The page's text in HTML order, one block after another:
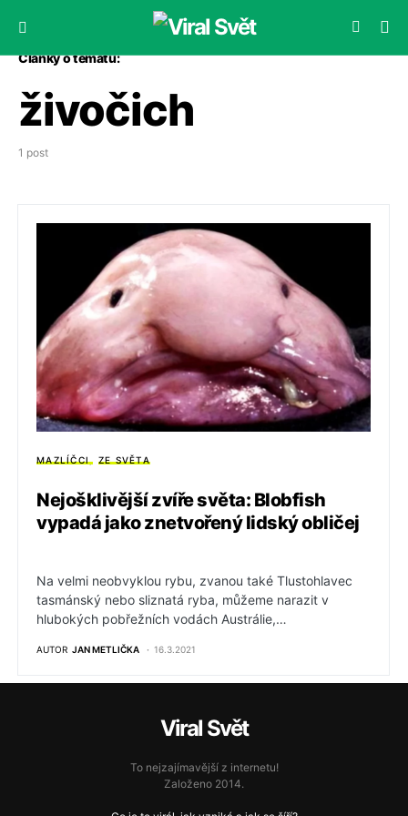
Články o tématu:
živočich
1 post
MAZLÍČCI ZE SVĚTA
Nejošklivější zvíře světa: Blobfish
vypadá jako znetvořený lidský obličej
Na velmi neobvyklou rybu, zvanou také Tlustohlavec
tasmánský nebo sliznatá ryba, můžeme narazit v
hlubokých pobřežních vodách Austrálie,…
AUTOR JAN METLIČKA 16.3.2021
Viral Svět
To nejzajímavější z internetu!
Založeno 2014.